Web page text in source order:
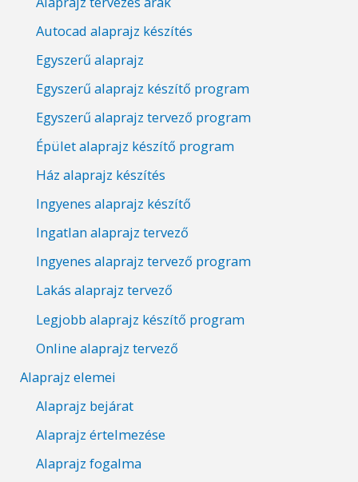
Autocad alaprajz készítés
Egyszerű alaprajz
Egyszerű alaprajz készítő program
Egyszerű alaprajz tervező program
Épület alaprajz készítő program
Ház alaprajz készítés
Ingyenes alaprajz készítő
Ingatlan alaprajz tervező
Ingyenes alaprajz tervező program
Lakás alaprajz tervező
Legjobb alaprajz készítő program
Online alaprajz tervező
Alaprajz elemei
Alaprajz bejárat
Alaprajz értelmezése
Alaprajz fogalma